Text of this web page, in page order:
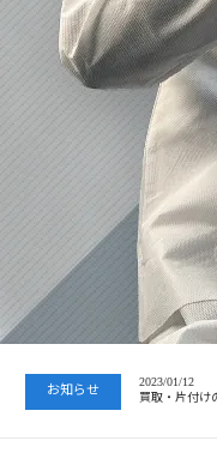
お知らせ
2023/01/12
買取・片付
2023/07/24
中日新聞 岐
2023/01/12
買取・片付